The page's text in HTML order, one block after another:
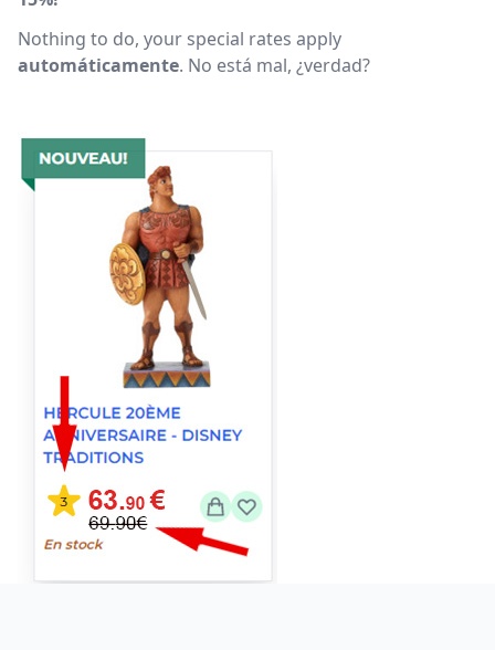
Nothing to do, your special rates apply
automáticamente. No está mal, ¿verdad?